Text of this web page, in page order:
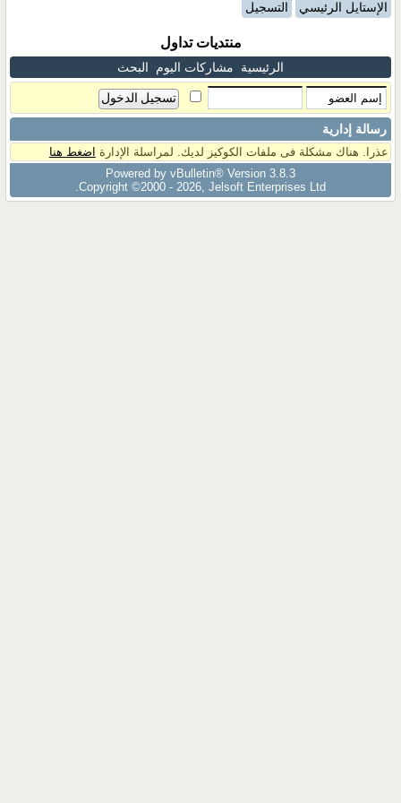
الإستايل الرئيسي التسجيل
منتديات تداول
الرئيسية مشاركات اليوم البحث
رسالة إدارية
عذرا. هناك مشكلة فى ملفات الكوكيز لديك. لمراسلة الإدارة اضغط هنا
Powered by vBulletin® Version 3.8.3
Copyright ©2000 - 2026, Jelsoft Enterprises Ltd.